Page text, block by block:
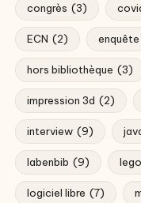
congrès (3)
ECN (2) enquête
hors bibliothèque (3)
impression 3d (2)
interview (9)
labenbib (9) lego
logiciel libre (7)